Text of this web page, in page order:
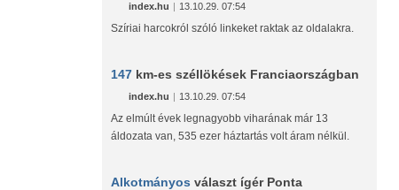
index.hu | 13.10.29. 07:54
Szíriai harcokról szóló linkeket raktak az oldalakra.
147 km-es széllökések Franciaországban
index.hu | 13.10.29. 07:54
Az elmúlt évek legnagyobb viharának már 13
áldozata van, 535 ezer háztartás volt áram nélkül.
Alkotmányos választ ígér Ponta